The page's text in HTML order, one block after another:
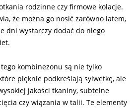
rodzinne czy firmowe kolacje.
że można go nosić zarówno latem,
dni wystarczy dodać do niego
kombinezonu są nie tylko
pięknie podkreślają sylwetkę, ale
jakości tkaniny, subtelne
czy wiązania w talii. Te elementy